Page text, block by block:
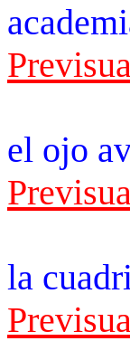
el ojo
la